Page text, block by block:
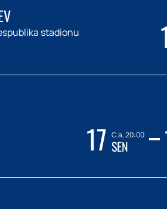
stadionu
17 C.a, 20:00
SEN